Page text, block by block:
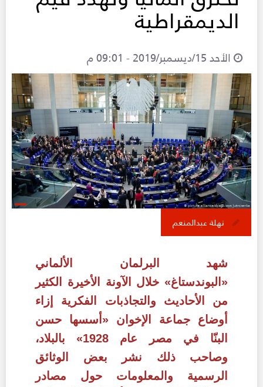
الديمقراطية
الأحد 15/ديسمبر/2019 - 09:01 م
نهلة عبدالمنعم
شهد البرلمان الألماني
« البوندستاغ» خلال الآونة الأخيرة الكثير
من الأحاديث والتجاذبات الفكرية إزاء
أوضاع جماعة
الإخوان «أسسها حسن
البنّا في مصر عام 1928» بالبلاد،
وصاحب ذلك نشر بعض الوثائق
الرسمية والمعلومات حول مصادر